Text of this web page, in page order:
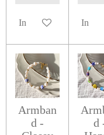
In winkelwagen In
Armban
d -
d